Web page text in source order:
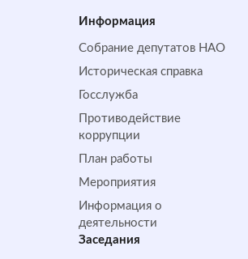
Информация
Собрание депутатов НАО
Историческая справка
Госслужба
Противодействие
коррупции
План работы
Мероприятия
Информация о
деятельности
Заседания